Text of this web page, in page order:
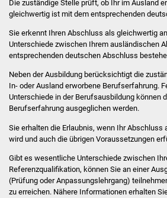
Ärzte
Index
ÖPNV
Die zuständige Stelle prüft, ob Ihr im Ausland
gleichwertig ist mit dem entsprechenden
Sie erkennt Ihren Abschluss als gleichwertig
Unterschiede zwischen Ihrem ausländischen
entsprechenden deutschen Abschluss
Neben der Ausbildung berücksichtigt die
In- oder Ausland erworbene Berufserfahrung.
Unterschiede in der Berufsausbildung können
Berufserfahrung ausgeglichen werden.
Sie erhalten die Erlaubnis, wenn Ihr
wird und auch die übrigen Voraussetzungen
Gibt es wesentliche Unterschiede zwischen
Referenzqualifikation, können Sie an einer
(Prüfung oder Anpassungslehrgang)
zu erreichen. Nähere Informationen erhalten